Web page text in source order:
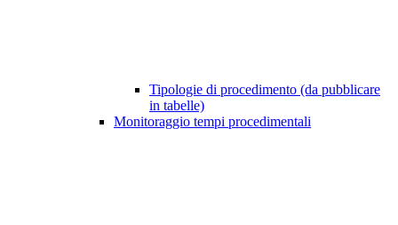
Tipologie di procedimento (da pubblicare
in tabelle)
Monitoraggio tempi procedimentali